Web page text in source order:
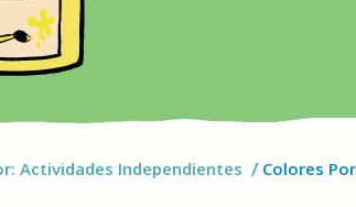
Actividades Independientes Colores